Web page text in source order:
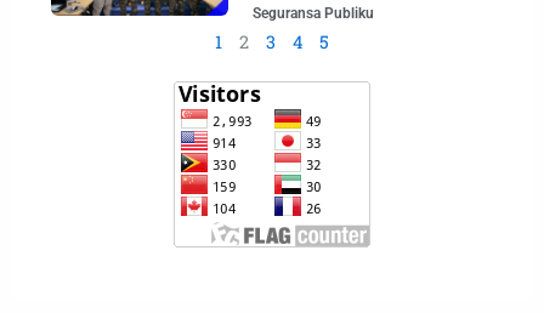
Seguransa Publiku
1 2 3 4 5